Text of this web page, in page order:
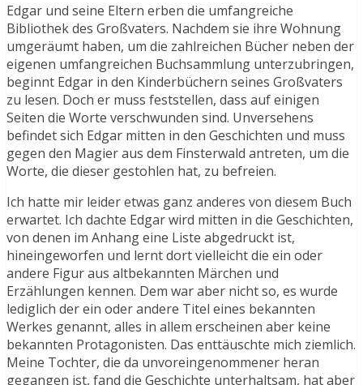
Edgar und seine Eltern erben die umfangreiche
Bibliothek des Großvaters. Nachdem sie ihre Wohnung
umgeräumt haben, um die zahlreichen Bücher neben der
eigenen umfangreichen Buchsammlung unterzubringen,
beginnt Edgar in den Kinderbüchern seines Großvaters
zu lesen. Doch er muss feststellen, dass auf einigen
Seiten die Worte verschwunden sind. Unversehens
befindet sich Edgar mitten in den Geschichten und muss
gegen den Magier aus dem Finsterwald antreten, um die
Worte, die dieser gestohlen hat, zu befreien.
Ich hatte mir leider etwas ganz anderes von diesem Buch
erwartet. Ich dachte Edgar wird mitten in die Geschichten,
von denen im Anhang eine Liste abgedruckt ist,
hineingeworfen und lernt dort vielleicht die ein oder
andere Figur aus altbekannten Märchen und
Erzählungen kennen. Dem war aber nicht so, es wurde
lediglich der ein oder andere Titel eines bekannten
Werkes genannt, alles in allem erscheinen aber keine
bekannten Protagonisten. Das enttäuschte mich ziemlich.
Meine Tochter, die da unvoreingenommener heran
gegangen ist, fand die Geschichte unterhaltsam, hat aber